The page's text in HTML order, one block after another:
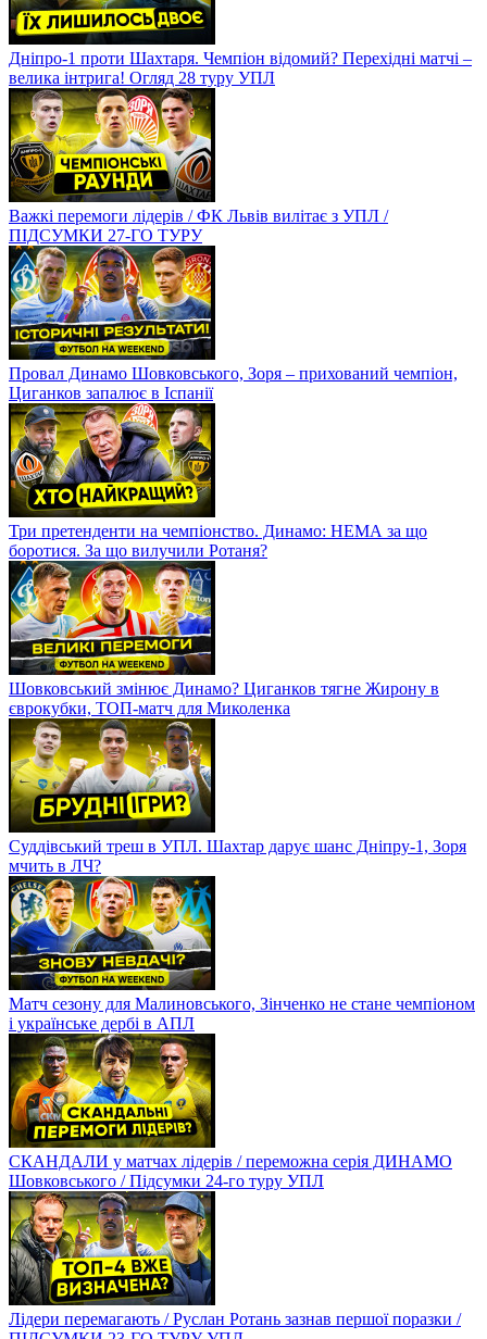
Дніпро-1 проти Шахтаря. Чемпіон відомий? Перехідні матчі –
велика інтрига! Огляд 28 туру УПЛ
Важкі перемоги лідерів / ФК Львів вилітає з УПЛ /
ПІДСУМКИ 27-ГО ТУРУ
Провал Динамо Шовковського, Зоря – прихований чемпіон,
Циганков запалює в Іспанії
Три претенденти на чемпіонство. Динамо: НЕМА за що
боротися. За що вилучили Ротаня?
Шовковський змінює Динамо? Циганков тягне Жирону в
єврокубки, ТОП-матч для Миколенка
Суддівський треш в УПЛ. Шахтар дарує шанс Дніпру-1, Зоря
мчить в ЛЧ?
Матч сезону для Малиновського, Зінченко не стане чемпіоном
і українське дербі в АПЛ
СКАНДАЛИ у матчах лідерів / переможна серія ДИНАМО
Шовковського / Підсумки 24-го туру УПЛ
Лідери перемагають / Руслан Ротань зазнав першої поразки /